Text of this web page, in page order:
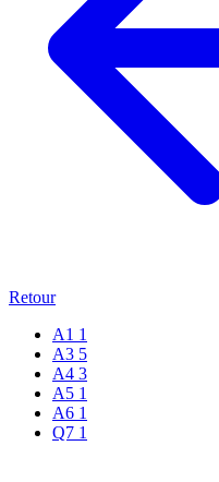
Retour
A1 1
A3 5
A4 3
A5 1
A6 1
Q7 1